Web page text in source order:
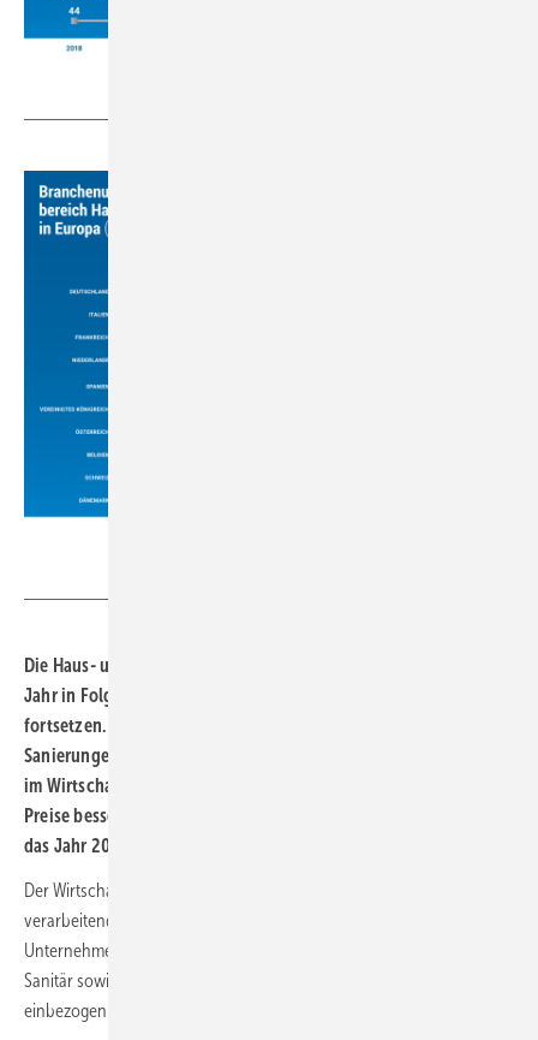
Die Haus- und Gebäudetechnikbranche kann auch im dritten
Jahr in Folge ihr Umsatzwachstum mit +8,8 % dynamisch
fortsetzen. Die anhaltende starke Nachfrage nach energetischen
Sanierungen wirkt sich positiv auf die Branche aus. Die Umsätze
im Wirtschaftsbereich haben sich aufgrund der gestiegenen
Preise besser entwickelt als die abgesetzten Mengen. Auch für
das Jahr 2023 werden steigende Umsätze erwartet.
Der Wirtschaftsbereich Haus- und Gebäudetechnik umfasst das
verarbeitende Gewerbe, den Fachgroßhandel und die installierenden
Unternehmen. Die Produktsegmente Heizung / Gebäudeautomation,
Sanitär sowie Kälte- und Lüftungstechnik wurden in die Erhebung mit
einbezogen.